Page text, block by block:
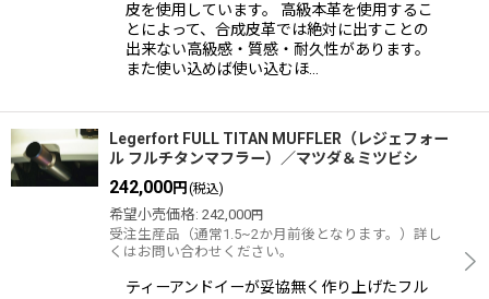
皮を使用しています。 高級本革を使用するこ
とによって、合成皮革では絶対に出すことの
出来ない高級感・質感・耐久性があります。
また使い込めば使い込むほ…
Legerfort FULL TITAN MUFFLER（レジェフォー
ル フルチタンマフラー）／マツダ＆ミツビシ
242,000円 (税込)
希望小売価格: 242,000円
受注生産品（通常1.5~2か月前後となります。）詳し
くはお問い合わせください。
ティーアンドイーが妥協無く作り上げたフル